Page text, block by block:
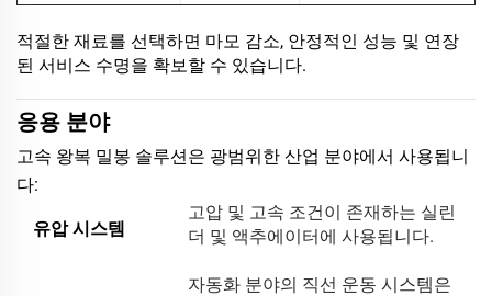
적절한 재료를 선택하면 마모 감소, 안정적인 성능 및 연장
된 서비스 수명을 확보할 수 있습니다.
응용 분야
고속 왕복 밀봉 솔루션은 광범위한 산업 분야에서 사용됩니
다:
유압 시스템
고압 및 고속 조건이 존재하는 실린
더 및 액추에이터에 사용됩니다.
자동화 분야의 직선 운동 시스템은